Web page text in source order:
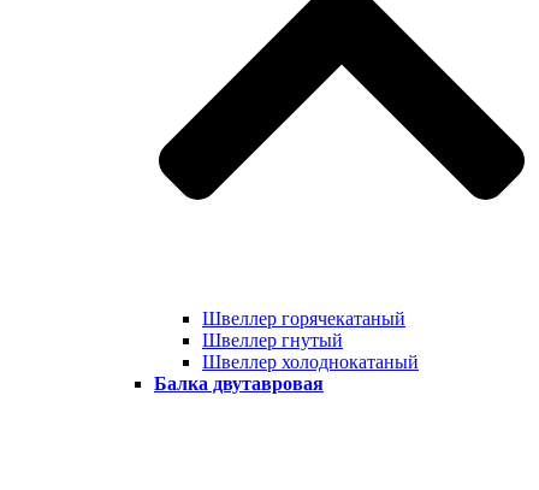
Швеллер горячекатаный
Швеллер гнутый
Швеллер холоднокатаный
Балка двутавровая